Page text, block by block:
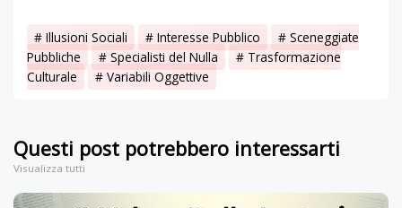
Illusioni Sociali Interesse Pubblico
Sceneggiate
Pubbliche
Specialisti del Nulla
Trasformazione
Culturale
Variabili Oggettive
Questi post potrebbero interessarti
Visualizza tutti